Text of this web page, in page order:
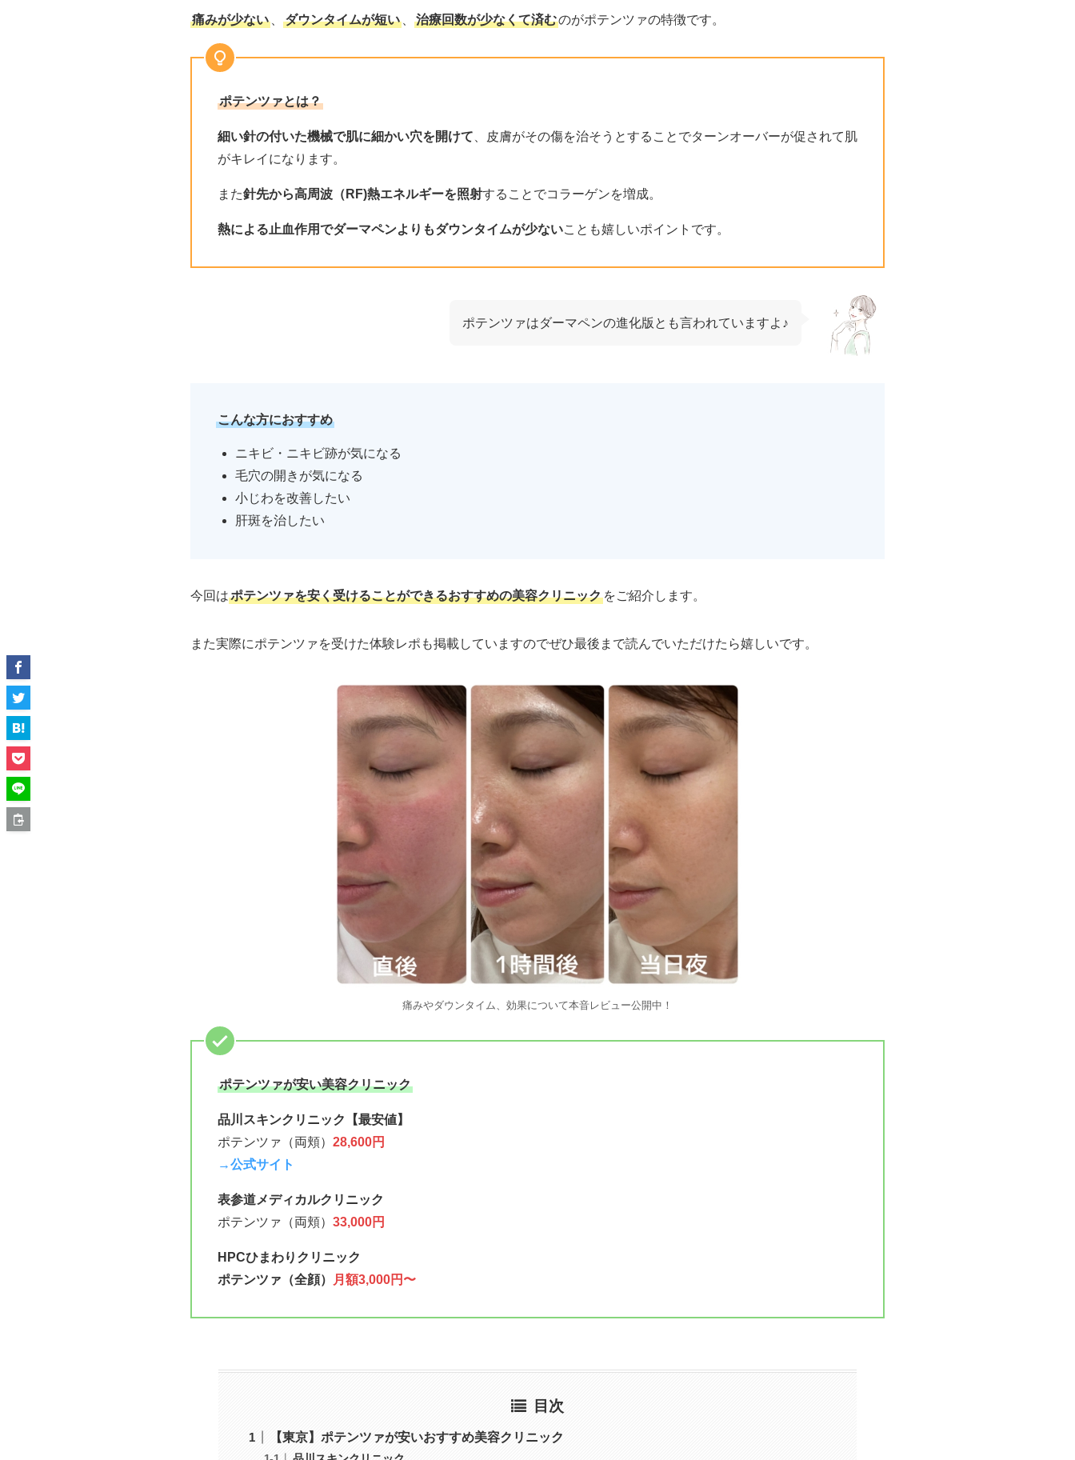
痛みが少ない ダウンタイムが短い 治療回数が少なくて済むのがポテンツァの特徴です。
ポテンツァとは？
細い針の付いた機械で肌に細かい穴を開けて 、皮膚がその傷を治そうとすることでターンオーバーが促されて肌
がキレイになります。
また針先から高周波（RF)熱エネルギーを照射することでコラーゲンを増成。
熱による止血作用でダーマペンよりもダウンタイムが少ないことも嬉しいポイントです。
ポテンツァはダーマペンの進化版とも言われていますよ♪
こんな方におすすめ
ニキビ・ニキビ跡が気になる
毛穴の開きが気になる
小じわを改善したい
肝斑を治したい
今回はポテンツァを安く受けることができるおすすめの美容クリニック をご紹介します。
また実際にポテンツァを受けた体験レポも掲載していますのでぜひ最後まで読んでいただけたら嬉しいです。
痛みやダウンタイム、効果について本音レビュー公開中！
ポテンツァが安い美容クリニック
品川スキンクリニック【最安値】
ポテンツァ（両頬） 28,600円
→公式サイト
表参道メディカルクリニック
ポテンツァ（両頬） 33,000円
HPCひまわりクリニック
ポテンツァ（全顔）
月額3,000円〜
目次
【東京】ポテンツァが安いおすすめ美容クリニック